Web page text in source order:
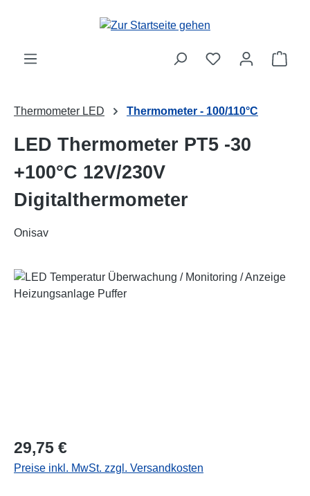
Zum Hauptinhalt springen
Thermometer LED Thermometer - 100/110°C
LED Thermometer PT5 -30
+100°C 12V/230V
Digitalthermometer
Onisav
Bildergalerie überspringen
Regulärer Preis:
29,75 €
Preise inkl. MwSt. zzgl. Versandkosten